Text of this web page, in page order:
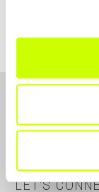
Im Monat Februar
LET'S